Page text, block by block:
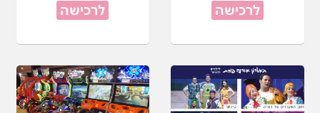
לרכישה לרכישה